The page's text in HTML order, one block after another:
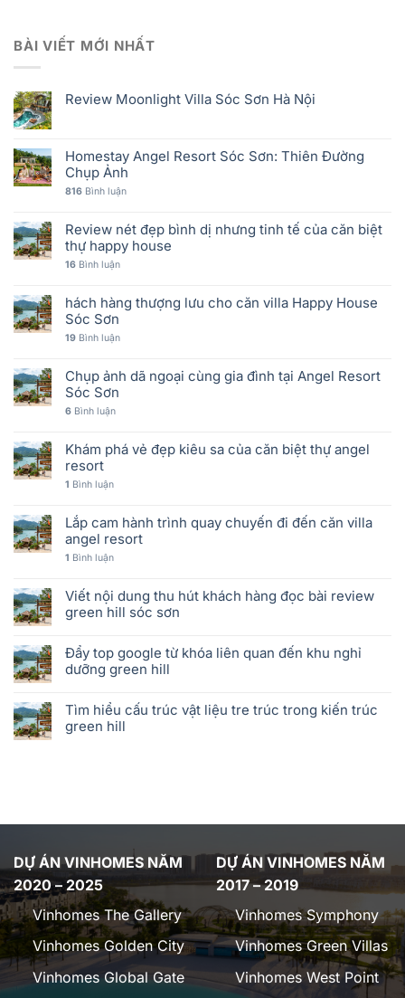
BÀI VIẾT MỚI NHẤT
Review Moonlight Villa Sóc Sơn Hà Nội
Homestay Angel Resort Sóc Sơn: Thiên Đường
Chụp Ảnh
816 Bình luận
Review nét đẹp bình dị nhưng tinh tế của căn biệt
thự happy house
16 Bình luận
hách hàng thượng lưu cho căn villa Happy House
Sóc Sơn
19 Bình luận
Chụp ảnh dã ngoại cùng gia đình tại Angel Resort
Sóc Sơn
6 Bình luận
Khám phá vẻ đẹp kiêu sa của căn biệt thự angel
resort
1 Bình luận
Lắp cam hành trình quay chuyến đi đến căn villa
angel resort
1 Bình luận
Viết nội dung thu hút khách hàng đọc bài review
green hill sóc sơn
Đẩy top google từ khóa liên quan đến khu nghỉ
dưỡng green hill
Tìm hiểu cấu trúc vật liệu tre trúc trong kiến trúc
green hill
DỰ ÁN VINHOMES NĂM
2020 – 2025
Vinhomes The Gallery
Vinhomes Golden City
Vinhomes Global Gate
DỰ ÁN VINHOMES NĂM
2017 – 2019
Vinhomes Symphony
Vinhomes Green Villas
Vinhomes West Point